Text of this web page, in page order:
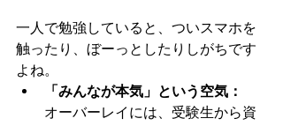
一人で勉強していると、ついスマホを
触ったり、ぼーっとしたりしがちです
よね。
「みんなが本気」という空気：
オーバーレイには、受験生から資